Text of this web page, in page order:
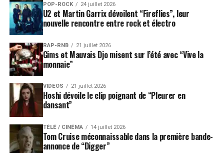
POP-ROCK 24 juillet 2026
U2 et Martin Garrix dévoilent “Fireflies”, leur
nouvelle rencontre entre rock et électro
RAP-RNB 21 juillet 2026
Gims et Mauvais Djo misent sur l’été avec “Vive la
monnaie”
VIDEOS 21 juillet 2026
Hoshi dévoile le clip poignant de “Pleurer en
dansant”
TÉLÉ / CINÉMA 14 juillet 2026
Tom Cruise méconnaissable dans la première bande-
annonce de “Digger”